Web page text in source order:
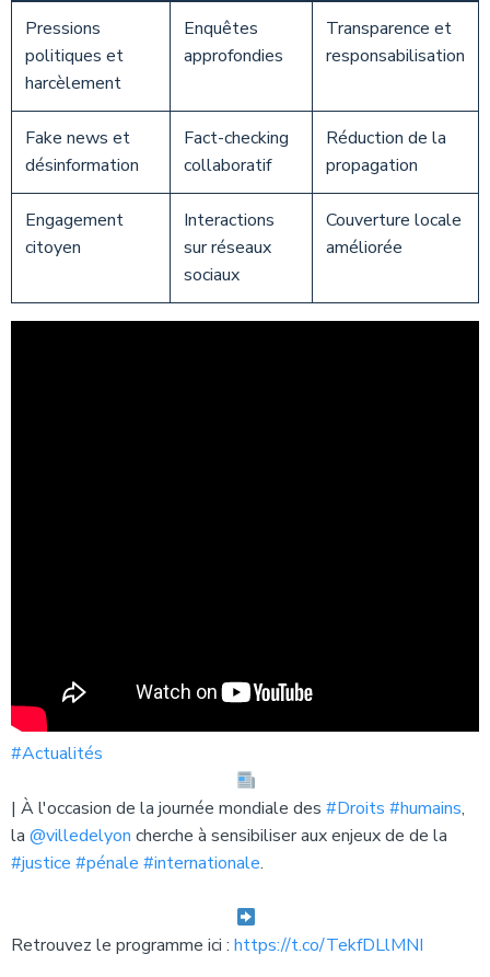
Pressions
politiques et
harcèlement
Enquêtes
approfondies
Transparence et
responsabilisation
Fake news et
désinformation
Fact-checking
collaboratif
Réduction de la
propagation
Engagement
citoyen
Interactions
sur réseaux
sociaux
Couverture locale
améliorée
#Actualités
| À l'occasion de la journée mondiale des #Droits #humains,
la @villedelyon cherche à sensibiliser aux enjeux de de la
#justice #pénale #internationale.
Retrouvez le programme ici : https://t.co/TekfDLlMNI